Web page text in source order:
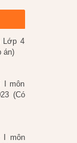
Lớp 4
án)
I môn
(Có
I môn